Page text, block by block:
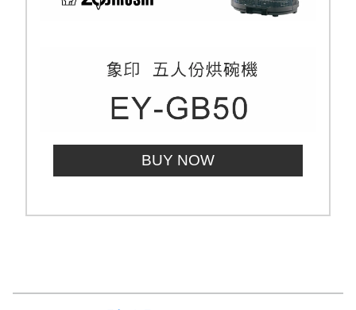
BUY NOW